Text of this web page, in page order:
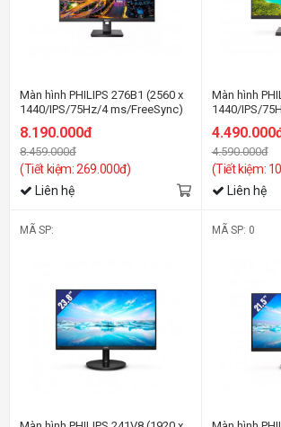
Màn hình PHILIPS 276B1 (2560 x
1440/IPS/75Hz/4 ms/FreeSync)
8.190.000đ
8.459.000đ
(Tiết kiệm: 269.000đ)
Liên hệ
Màn hình
1440/IPS/
4.590.000đ
(Tiết kiệm:
Liên hệ
MÃ SP: MÃ SP: 0